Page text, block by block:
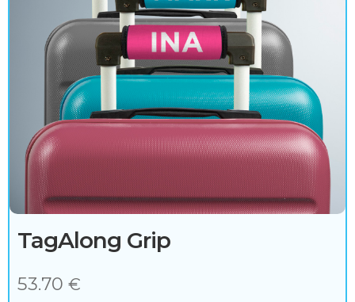
l
&
A
c
c
e
s
o
TagAlong Grip
53.70 €